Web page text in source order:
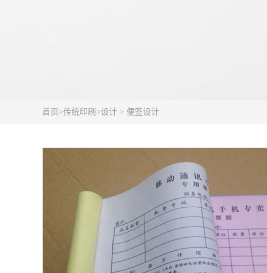
首页 >传统印刷 >设计 > 便签设计